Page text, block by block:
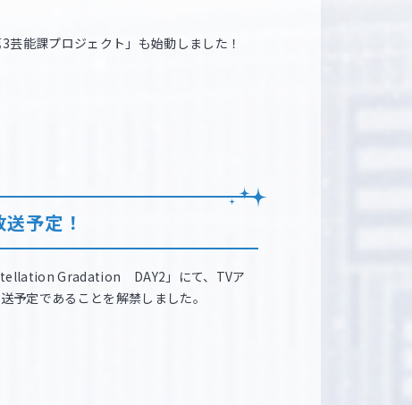
能課プロジェクト」も始動しました！
予定！
Gradation DAY2」にて、TVア
定であることを解禁しました。